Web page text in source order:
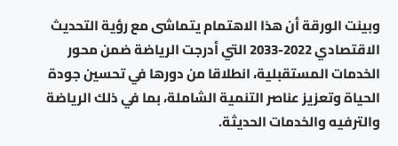
وبينت الورقة أن هذا الاهتمام يتماشى مع رؤية التحديث
الاقتصادي 2022-2033 التي أدرجت الرياضة ضمن محور
الخدمات المستقبلية، انطلاقا من دورها في تحسين جودة
الحياة وتعزيز عناصر التنمية الشاملة، بما في ذلك الرياضة
والترفيه والخدمات الحديثة.